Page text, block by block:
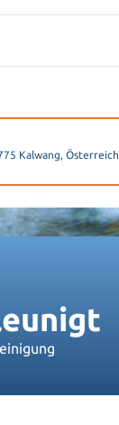
Kalwang, Österreich